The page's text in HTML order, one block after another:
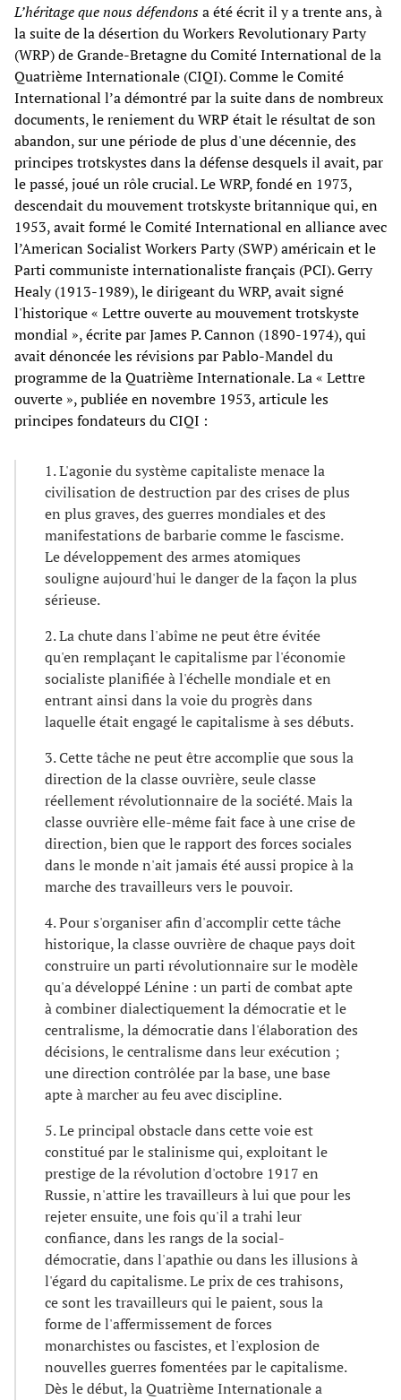
L’héritage que nous défendonsa été écrit il y a trente ans, à
la suite de la désertion du Workers Revolutionary Party
(WRP) de Grande-Bretagne du Comité International de la
Quatrième Internationale (CIQI). Comme le Comité
International l’a démontré par la suite dans de nombreux
documents, le reniement du WRP était le résultat de son
abandon, sur une période de plus d'une décennie, des
principes trotskystes dans la défense desquels il avait, par
le passé, joué un rôle crucial. Le WRP, fondé en 1973,
descendait du mouvement trotskyste britannique qui, en
1953, avait formé le Comité International en alliance avec
l’American Socialist Workers Party (SWP) américain et le
Parti communiste internationaliste français (PCI). Gerry
Healy (1913-1989), le dirigeant du WRP, avait signé
l'historique « Lettre ouverte au mouvement trotskyste
mondial », écrite par James P. Cannon (1890-1974), qui
avait dénoncée les révisions par Pablo-Mandel du
programme de la Quatrième Internationale. La « Lettre
ouverte », publiée en novembre 1953, articule les
principes fondateurs du CIQI :
1. L'agonie du système capitaliste menace la
civilisation de destruction par des crises de plus
en plus graves, des guerres mondiales et des
manifestations de barbarie comme le fascisme.
Le développement des armes atomiques
souligne aujourd'hui le danger de la façon la plus
sérieuse.
2. La chute dans l'abîme ne peut être évitée
qu'en remplaçant le capitalisme par l'économie
socialiste planifiée à l'échelle mondiale et en
entrant ainsi dans la voie du progrès dans
laquelle était engagé le capitalisme à ses débuts.
3. Cette tâche ne peut être accomplie que sous la
direction de la classe ouvrière, seule classe
réellement révolutionnaire de la société. Mais la
classe ouvrière elle-même fait face à une crise de
direction, bien que le rapport des forces sociales
dans le monde n'ait jamais été aussi propice à la
marche des travailleurs vers le pouvoir.
4. Pour s'organiser afin d'accomplir cette tâche
historique, la classe ouvrière de chaque pays doit
construire un parti révolutionnaire sur le modèle
qu'a développé Lénine : un parti de combat apte
à combiner dialectiquement la démocratie et le
centralisme, la démocratie dans l'élaboration des
décisions, le centralisme dans leur exécution ;
une direction contrôlée par la base, une base
apte à marcher au feu avec discipline.
5. Le principal obstacle dans cette voie est
constitué par le stalinisme qui, exploitant le
prestige de la révolution d'octobre 1917 en
Russie, n'attire les travailleurs à lui que pour les
rejeter ensuite, une fois qu'il a trahi leur
confiance, dans les rangs de la social-
démocratie, dans l'apathie ou dans les illusions à
l'égard du capitalisme. Le prix de ces trahisons,
ce sont les travailleurs qui le paient, sous la
forme de l'affermissement de forces
monarchistes ou fascistes, et l'explosion de
nouvelles guerres fomentées par le capitalisme.
Dès le début, la Quatrième Internationale a